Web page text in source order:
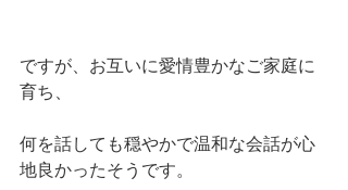
ですが、お互いに愛情豊かなご家庭に
育ち、
何を話しても穏やかで温和な会話が心
地良かったそうです。